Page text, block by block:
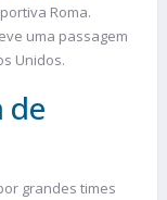
Roma.
uma passagem
Unidos.
de
grandes times